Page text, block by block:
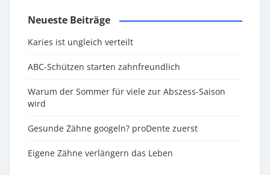
Neueste Beiträge
Karies ist ungleich verteilt
ABC-Schützen starten zahnfreundlich
Warum der Sommer für viele zur Abszess-Saison
wird
Gesunde Zähne googeln? proDente zuerst
Eigene Zähne verlängern das Leben